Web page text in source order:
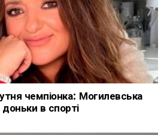
чемпіонка: Могилевська
доньки в спорті